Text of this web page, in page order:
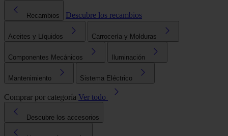
Recambios Descubre los recambios
Aceites y Líquidos Carrocería y Molduras
Componentes Mecánicos Iluminación
Mantenimiento Sistema Eléctrico
Comprar por categoría Ver todo
Descubre los accesorios